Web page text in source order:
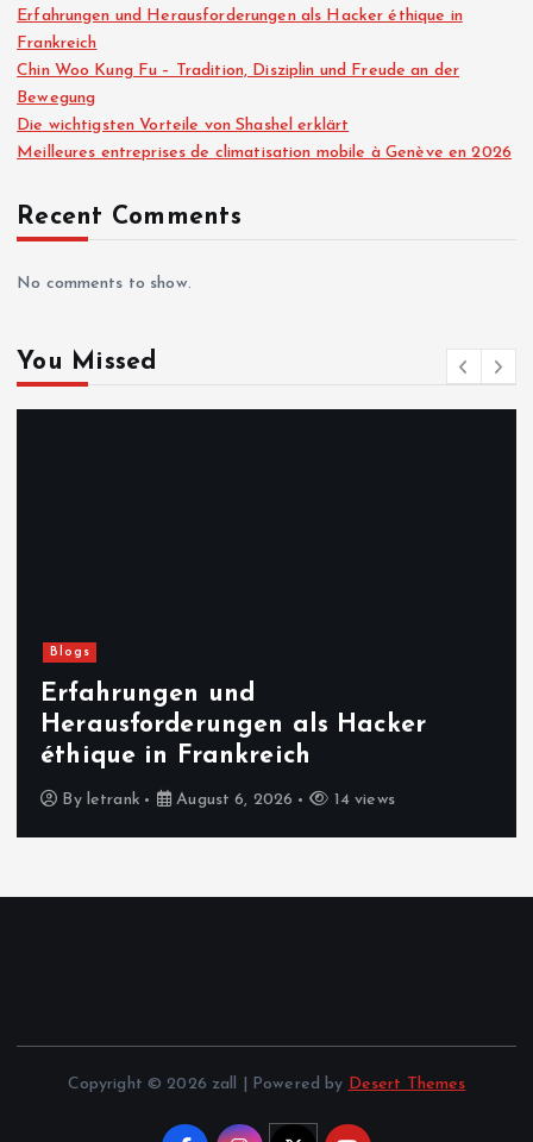
Erfahrungen und Herausforderungen als Hacker éthique in
Frankreich
Chin Woo Kung Fu – Tradition, Disziplin und Freude an der
Bewegung
Die wichtigsten Vorteile von Shashel erklärt
Meilleures entreprises de climatisation mobile à Genève en 2026
Recent Comments
No comments to show.
You Missed
Lebensstil
Chin Woo Kung Fu – Tradition,
Disziplin und Freude an der
Bewegung
Byletrank August 6, 2026 19 views
Copyright © 2026 zall | Powered by Desert Themes